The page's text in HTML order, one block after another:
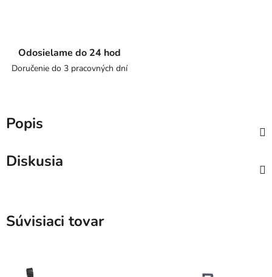
Odosielame do 24 hod
Doručenie do 3 pracovných dní
Popis
Diskusia
Súvisiaci tovar